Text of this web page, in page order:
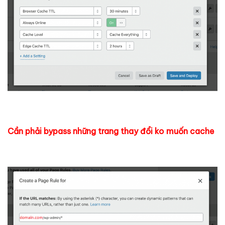
Cần phải bypass những trang thay đổi ko muốn cache